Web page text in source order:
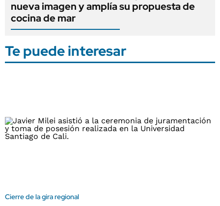
nueva imagen y amplía su propuesta de
cocina de mar
Te puede interesar
Cierre de la gira regional